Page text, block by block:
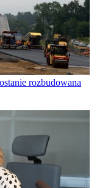
rozbudowana